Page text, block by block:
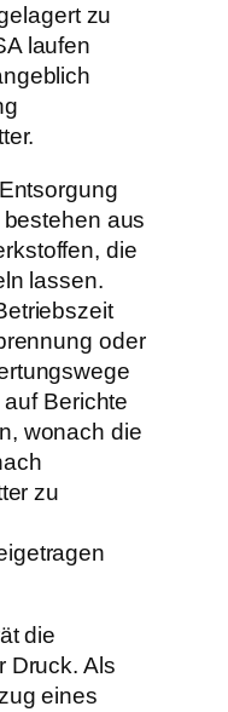
zu
laufen
aus
die
lassen.
oder
Berichte
wonach die
zu
die
Druck. Als
eines